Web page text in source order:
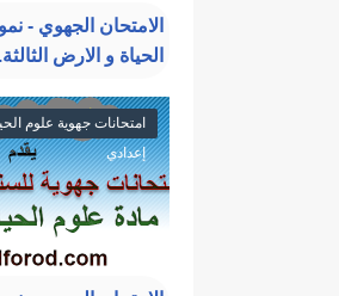
الحياة و الارض
امتحانات جهوية علوم
إعدادي